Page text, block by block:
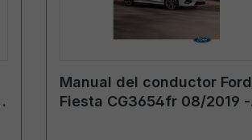
Manual del conductor Ford
Fiesta CG3654fr 08/2019 -